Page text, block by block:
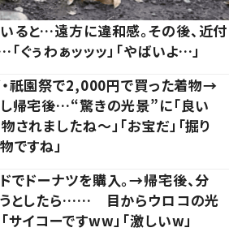
ると…遠方に違和感。その後、近付
ぐぅわぁッッッ」「やばいよ…」
祇園祭で2,000円で買った着物→
帰宅後…“驚きの光景”に「良い
されましたね～」「お宝だ」「掘り
ですね」
でドーナツを購入。→帰宅後、分
としたら…… 目からウロコの光
サイコーですww」「激しいw」